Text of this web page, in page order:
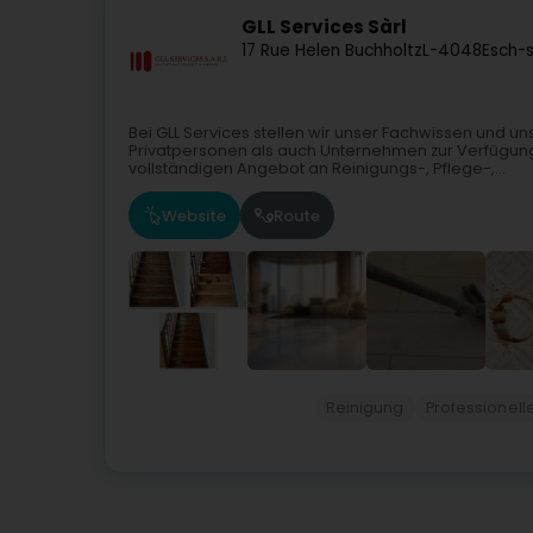
GLL Services Sàrl
17 Rue Helen BuchholtzL-4048
Bei GLL Services stellen wir unser Fachwissen und
Privatpersonen als auch Unternehmen zur
vollständigen Angebot an Reinigungs-, Pflege-,...
Website Route